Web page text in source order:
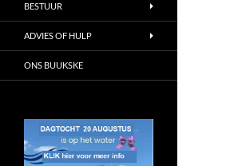
BESTUUR
ADVIES OF HULP
ONS BUUKSKE